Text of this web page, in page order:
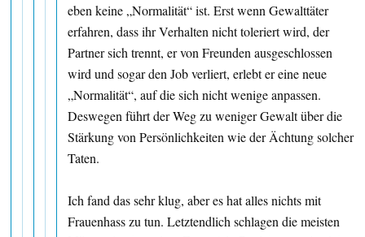
eben keine „Normalität“ ist. Erst wenn Gewalttäter
erfahren, dass ihr Verhalten nicht toleriert wird, der
Partner sich trennt, er von Freunden ausgeschlossen
wird und sogar den Job verliert, erlebt er eine neue
„Normalität“, auf die sich nicht wenige anpassen.
Deswegen führt der Weg zu weniger Gewalt über die
Stärkung von Persönlichkeiten wie der Ächtung solcher
Taten.
Ich fand das sehr klug, aber es hat alles nichts mit
Frauenhass zu tun. Letztendlich schlagen die meisten